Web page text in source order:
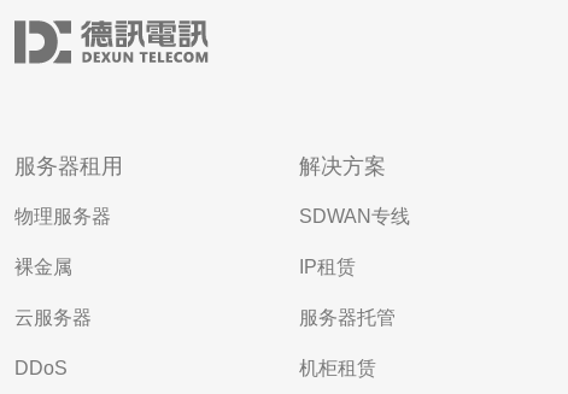
服务器租用
物理服务器
裸金属
云服务器
DDoS
解决方案
SDWAN专线
IP租赁
服务器托管
机柜租赁